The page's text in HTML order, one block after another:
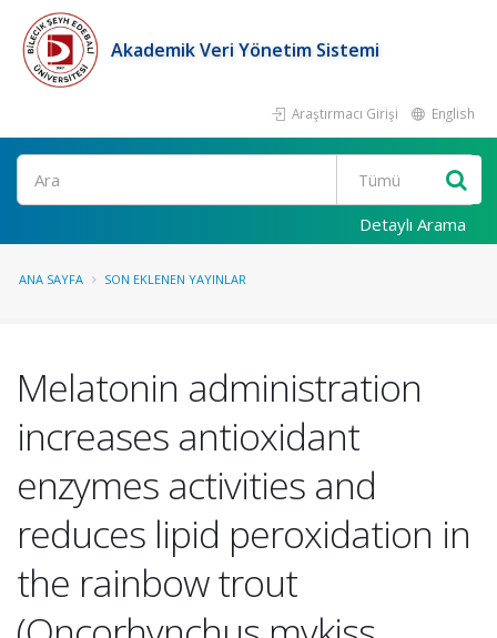
Akademik Veri Yönetim Sistemi
Araştırmacı Girişi English
Ara
Detaylı Arama
ANA SAYFA SON EKLENEN YAYINLAR
Melatonin administration
increases antioxidant
enzymes activities and
reduces lipid peroxidation in
the rainbow trout